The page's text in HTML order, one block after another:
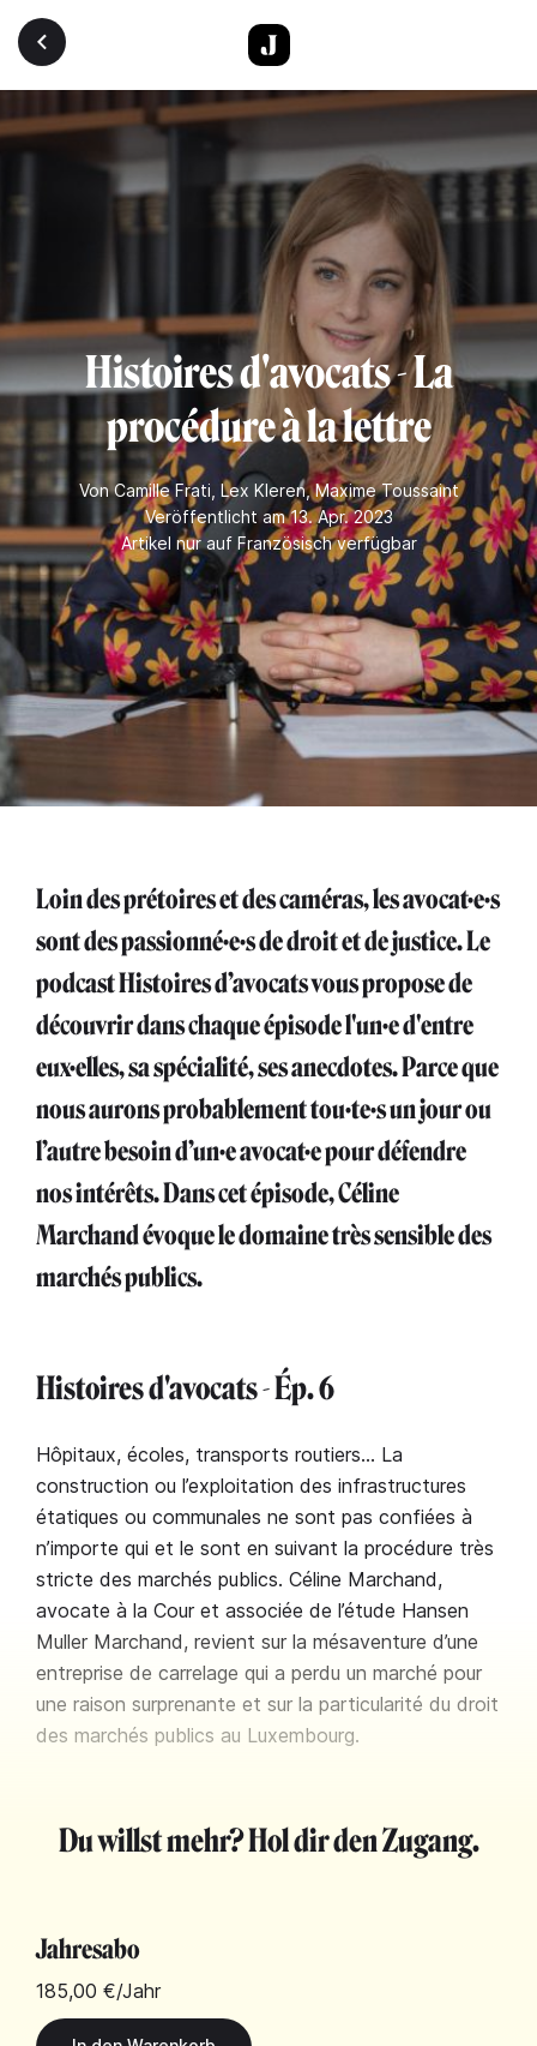
Direkt zum Inhalt
Histoires d'avocats - La
procédure à la lettre
VonCamille Frati Lex Kleren,Maxime Toussaint
Veröffentlicht am 13. Apr. 2023
Artikel nur auf Französisch verfügbar
Loin des prétoires et des caméras, les avocat·e·s
sont des passionné·e·s de droit et de justice. Le
podcast Histoires d’avocats vous propose de
découvrir dans chaque épisode l'un·e d'entre
eux·elles, sa spécialité, ses anecdotes. Parce que
nous aurons probablement tou·te·s un jour ou
l’autre besoin d’un·e avocat·e pour défendre
nos intérêts. Dans cet épisode, Céline
Marchand évoque le domaine très sensible des
marchés publics.
Histoires d'avocats - Ép. 6
Hôpitaux, écoles, transports routiers… La
construction ou l’exploitation des infrastructures
étatiques ou communales ne sont pas confiées à
n’importe qui et le sont en suivant la procédure très
stricte des marchés publics. Céline Marchand,
avocate à la Cour et associée de l’étude Hansen
Muller Marchand, revient sur la mésaventure d’une
entreprise de carrelage qui a perdu un marché pour
une raison surprenante et sur la particularité du droit
des marchés publics au Luxembourg.
Du willst mehr? Hol dir den Zugang.
Jahresabo
185,00 €/Jahr